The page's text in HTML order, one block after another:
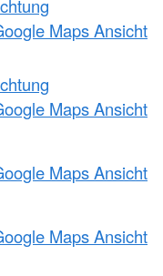
Maps Ansicht
Maps Ansicht
Maps Ansicht
Maps Ansicht